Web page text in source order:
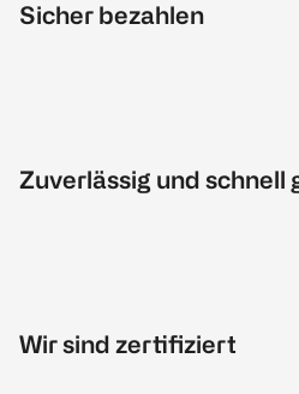
Sicher bezahlen
Zuverlässig und schnell
Wir sind zertifiziert